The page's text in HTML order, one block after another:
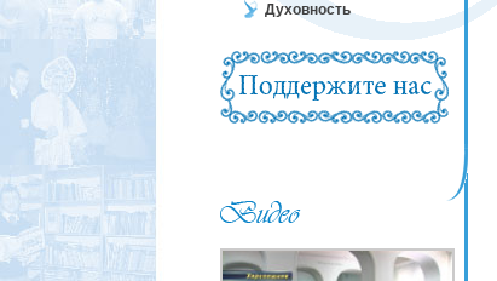
Духовность